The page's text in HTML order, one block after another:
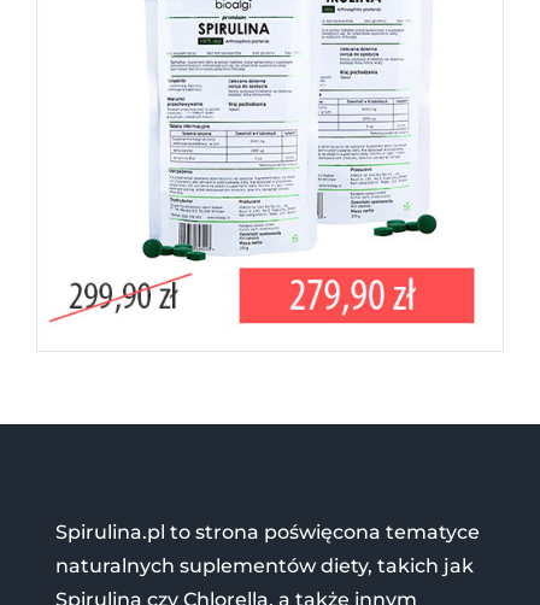
Spirulina.pl to strona poświęcona tematyce
naturalnych suplementów diety, takich jak
Spirulina czy Chlorella, a także innym